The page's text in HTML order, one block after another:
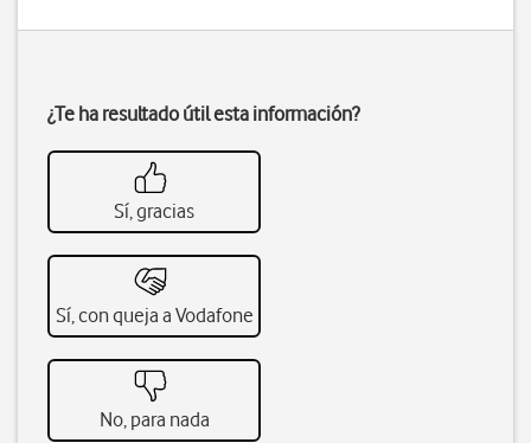
¿Te ha resultado útil esta información?
Sí, gracias
Sí, con queja a Vodafone
No, para nada